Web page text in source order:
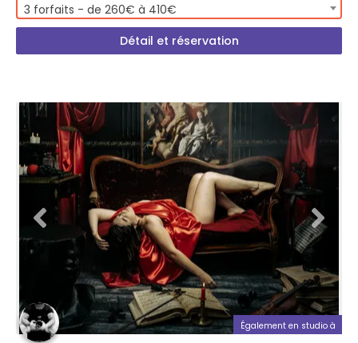
3 forfaits - de 260€ à 410€
Détail et réservation
Également en studio à